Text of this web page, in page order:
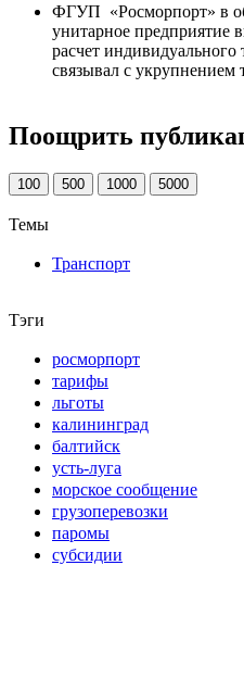
ФГУП «Росморпорт» в
унитарное предприятие
расчет
связывал с
Поощрить
100 500 1000 5000
Темы
Транспорт
Тэги
росморпорт
тарифы
льготы
калининград
балтийск
усть-луга
морское сообщение
грузоперевозки
паромы
субсидии